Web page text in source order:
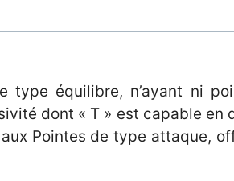
type équilibre, n’ayant ni
dont « T » est capable en
Pointes de type attaque,